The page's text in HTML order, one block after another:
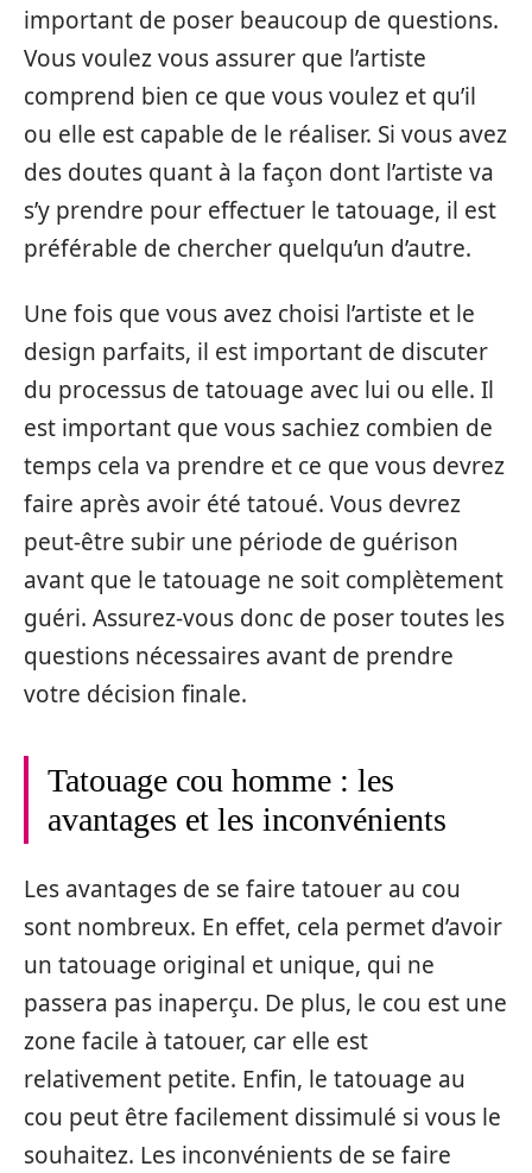
important de poser beaucoup de questions.
Vous voulez vous assurer que l’artiste
comprend bien ce que vous voulez et qu’il
ou elle est capable de le réaliser. Si vous avez
des doutes quant à la façon dont l’artiste va
s’y prendre pour effectuer le tatouage, il est
préférable de chercher quelqu’un d’autre.
Une fois que vous avez choisi l’artiste et le
design parfaits, il est important de discuter
du processus de tatouage avec lui ou elle. Il
est important que vous sachiez combien de
temps cela va prendre et ce que vous devrez
faire après avoir été tatoué. Vous devrez
peut-être subir une période de guérison
avant que le tatouage ne soit complètement
guéri. Assurez-vous donc de poser toutes les
questions nécessaires avant de prendre
votre décision finale.
Tatouage cou homme : les
avantages et les inconvénients
Les avantages de se faire tatouer au cou
sont nombreux. En effet, cela permet d’avoir
un tatouage original et unique, qui ne
passera pas inaperçu. De plus, le cou est une
zone facile à tatouer, car elle est
relativement petite. Enfin, le tatouage au
cou peut être facilement dissimulé si vous le
souhaitez. Les inconvénients de se faire